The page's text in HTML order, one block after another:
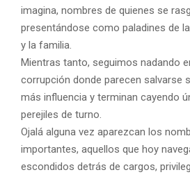
imagina, nombres de quienes se
presentándose como paladines de
y la familia.
Mientras tanto, seguimos nadando
corrupción donde parecen salvarse
más influencia y terminan cayendo
perejiles de turno.
Ojalá alguna vez aparezcan los
importantes, aquellos que hoy
escondidos detrás de cargos,